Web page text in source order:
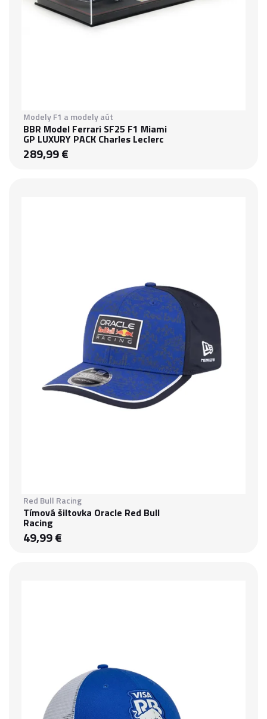
Modely F1 a modely aút
BBR Model Ferrari SF25 F1 Miami
GP LUXURY PACK Charles Leclerc
289,99 €
Red Bull Racing
Tímová šiltovka Oracle Red Bull
Racing
49,99 €